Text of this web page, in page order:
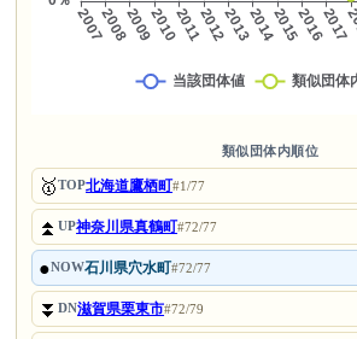
類似団体内順位
🥇TOP北海道鷹栖町#1/77
⏫UP神奈川県真鶴町#72/77
●NOW石川県穴水町#72/77
⏬DN滋賀県栗東市#72/79